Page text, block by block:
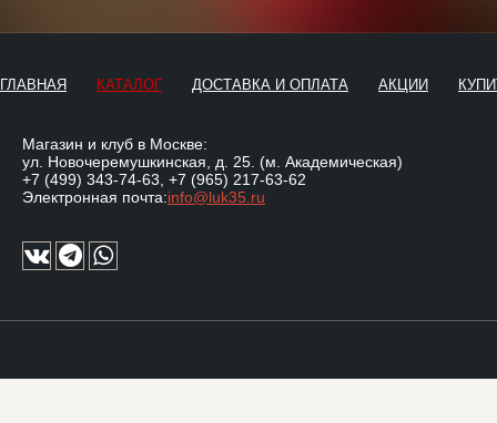
ГЛАВНАЯ КАТАЛОГ ДОСТАВКА И ОПЛАТА АКЦИИ
Магазин и клуб в Москве:
ул. Новочеремушкинская, д. 25. (м. Академическая)
+7 (499) 343-74-63 +7 (965) 217-63-62
Электронная почта:info@luk35.ru